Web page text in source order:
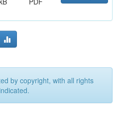
by copyright, with all rights